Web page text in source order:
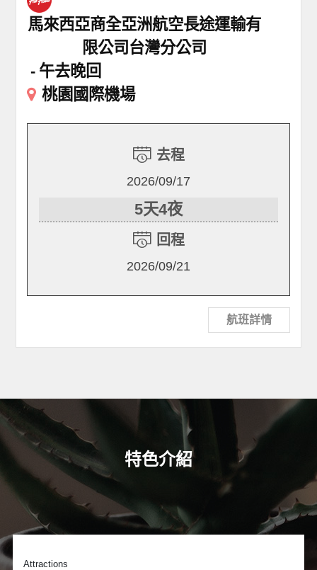
馬來西亞商全亞洲航空長途運輸有
限公司台灣分公司
午去晚回
桃園國際機場
去程
2026/09/17
5天4夜
回程
2026/09/21
航班詳情
特色介紹
Attractions